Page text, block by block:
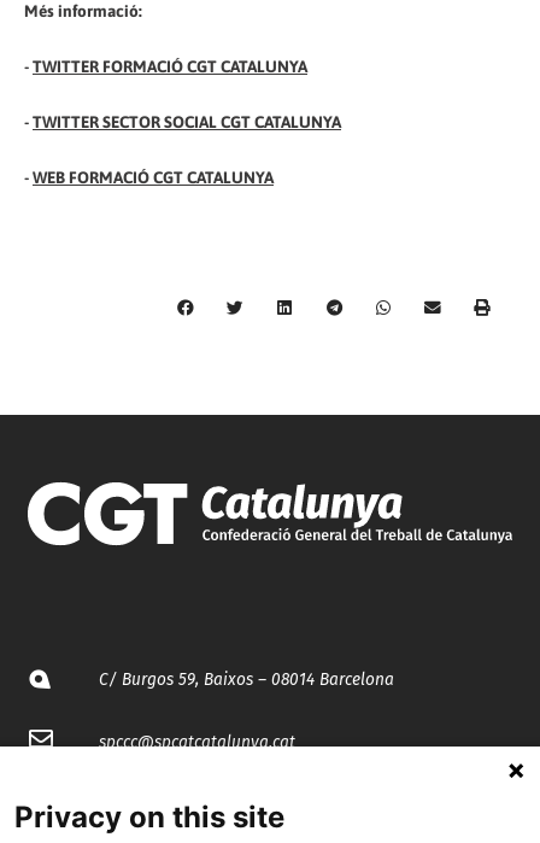
Més informació:
-TWITTER FORMACIÓ CGT CATALUNYA
-TWITTER SECTOR SOCIAL CGT CATALUNYA
-WEB FORMACIÓ CGT CATALUNYA
C/ Burgos 59, Baixos – 08014 Barcelona
spccc@spcgtcatalunya.cat
Privacy on this site